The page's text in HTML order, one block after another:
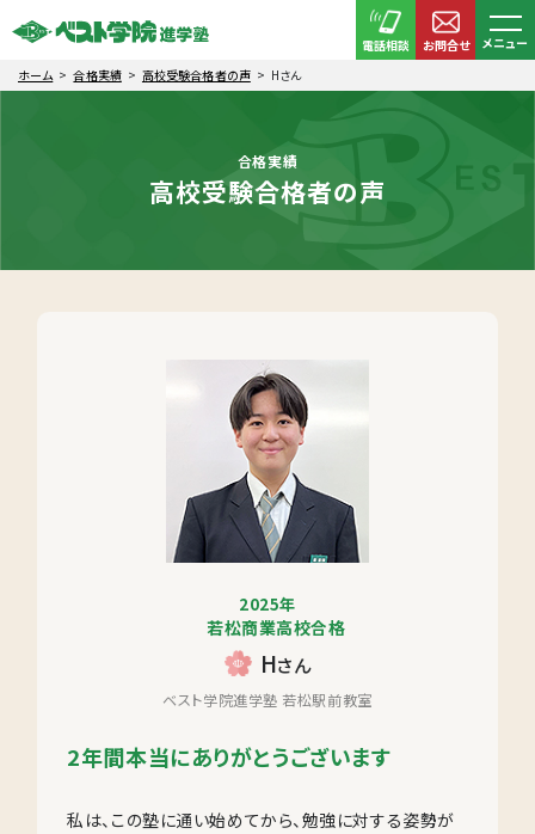
電話相談 お問合せ
メニュー
ホーム
合格実績 高校受験合格者の声 Hさん
合格実績
高校受験合格者の声
2025年
若松商業高校合格
Hさん
ベスト学院進学塾 若松駅前教室
2年間本当にありがとうございます
私は、この塾に通い始めてから、勉強に対する姿勢が